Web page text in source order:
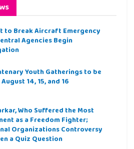
to Break Aircraft Emergency
Agencies Begin
Youth Gatherings to be
14, 15, and 16
Who Suffered the Most
as a Freedom Fighter;
Organizations Controversy
a Quiz Question